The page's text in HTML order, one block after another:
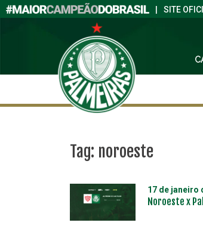
SITE
Tag: noroeste
17 de janeiro
Noroeste x